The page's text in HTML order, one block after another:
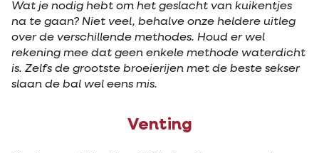
Wat je nodig hebt om het geslacht van kuikentjes
na te gaan? Niet veel, behalve onze heldere uitleg
over de verschillende methodes. Houd er wel
rekening mee dat geen enkele methode waterdicht
is. Zelfs de grootste broeierijen met de beste sekser
slaan de bal wel eens mis.
Venting